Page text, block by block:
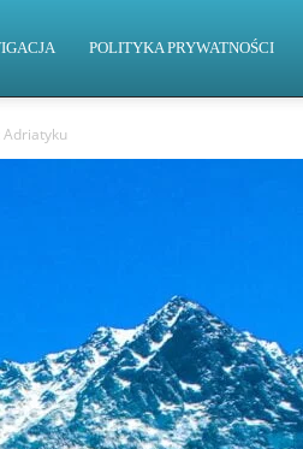
POLITYKA PRYWATNOŚCI
Adriatyku